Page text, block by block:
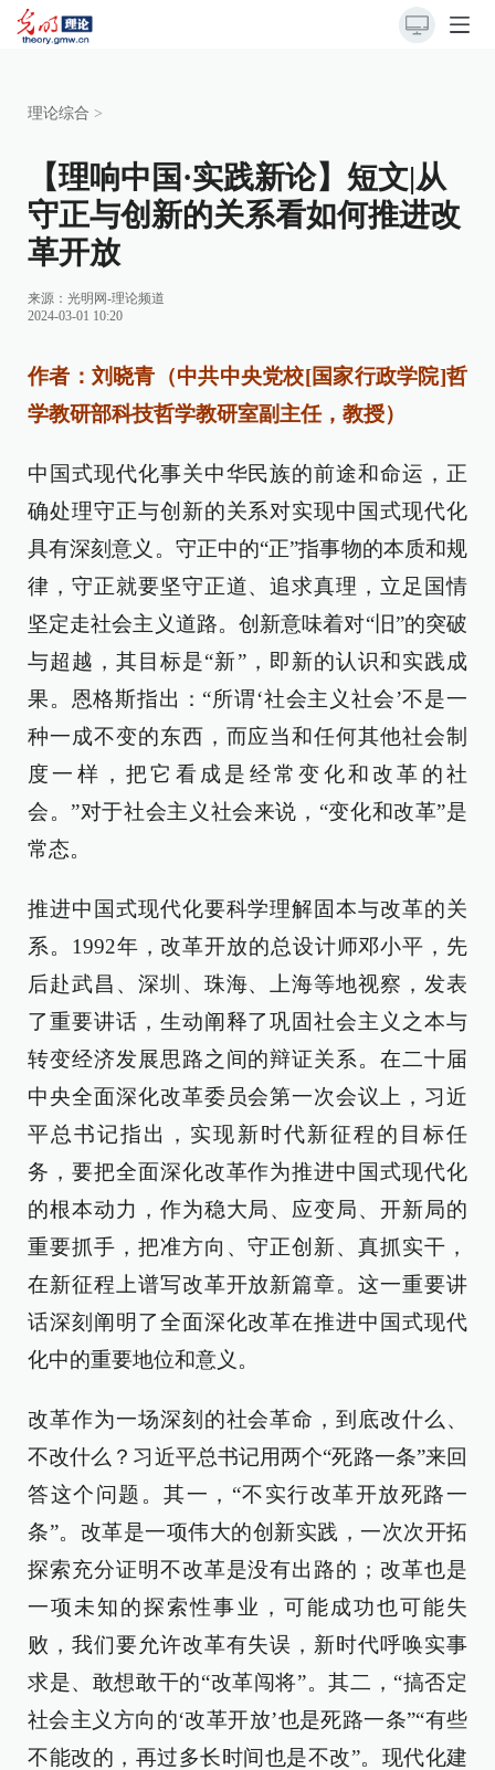
理论综合 >
【理响中国·实践新论】短文|从
守正与创新的关系看如何推进改
革开放
来源： 光明网-理论频道
2024-03-01 10:20
作者：刘晓青（中共中央党校[国家行政学院]哲
学教研部科技哲学教研室副主任，教授）
中国式现代化事关中华民族的前途和命运，正
确处理守正与创新的关系对实现中国式现代化
具有深刻意义。守正中的“正”指事物的本质和规
律，守正就要坚守正道、追求真理，立足国情
坚定走社会主义道路。创新意味着对“旧”的突破
与超越，其目标是“新”，即新的认识和实践成
果。恩格斯指出：“所谓‘社会主义社会’不是一
种一成不变的东西，而应当和任何其他社会制
度一样，把它看成是经常变化和改革的社
会。”对于社会主义社会来说，“变化和改革”是
常态。
推进中国式现代化要科学理解固本与改革的关
系。1992年，改革开放的总设计师邓小平，先
后赴武昌、深圳、珠海、上海等地视察，发表
了重要讲话，生动阐释了巩固社会主义之本与
转变经济发展思路之间的辩证关系。在二十届
中央全面深化改革委员会第一次会议上，习近
平总书记指出，实现新时代新征程的目标任
务，要把全面深化改革作为推进中国式现代化
的根本动力，作为稳大局、应变局、开新局的
重要抓手，把准方向、守正创新、真抓实干，
在新征程上谱写改革开放新篇章。这一重要讲
话深刻阐明了全面深化改革在推进中国式现代
化中的重要地位和意义。
改革作为一场深刻的社会革命，到底改什么、
不改什么？习近平总书记用两个“死路一条”来回
答这个问题。其一，“不实行改革开放死路一
条”。改革是一项伟大的创新实践，一次次开拓
探索充分证明不改革是没有出路的；改革也是
一项未知的探索性事业，可能成功也可能失
败，我们要允许改革有失误，新时代呼唤实事
求是、敢想敢干的“改革闯将”。其二，“搞否定
社会主义方向的‘改革开放’也是死路一条”“有些
不能改的，再过多长时间也是不改”。现代化建